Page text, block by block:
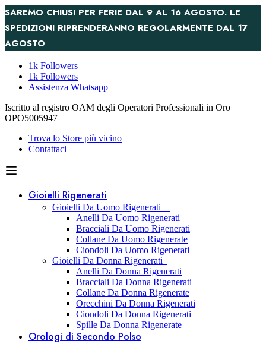
SAREMO CHIUSI PER FERIE DAL 9 AL 16 AGOSTO. LE
SPEDIZIONI RIPRENDERANNO REGOLARMENTE DAL 17
AGOSTO
1k Followers
1k Followers
Assistenza Whatsapp
Iscritto al registro OAM degli Operatori Professionali in Oro
OPO5005947
Trova lo Store più vicino
Contattaci
Gioielli Rigenerati
Gioielli Da Uomo Rigenerati
Anelli Da Uomo Rigenerati
Bracciali Da Uomo Rigenerati
Collane Da Uomo Rigenerate
Ciondoli Da Uomo Rigenerati
Gioielli Da Donna Rigenerati
Anelli Da Donna Rigenerati
Bracciali Da Donna Rigenerati
Collane Da Donna Rigenerate
Orecchini Da Donna Rigenerati
Ciondoli Da Donna Rigenerati
Spille Da Donna Rigenerate
Orologi di Secondo Polso